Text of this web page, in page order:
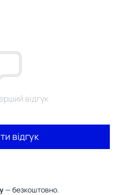
відгук
відгук
— безкоштовно.